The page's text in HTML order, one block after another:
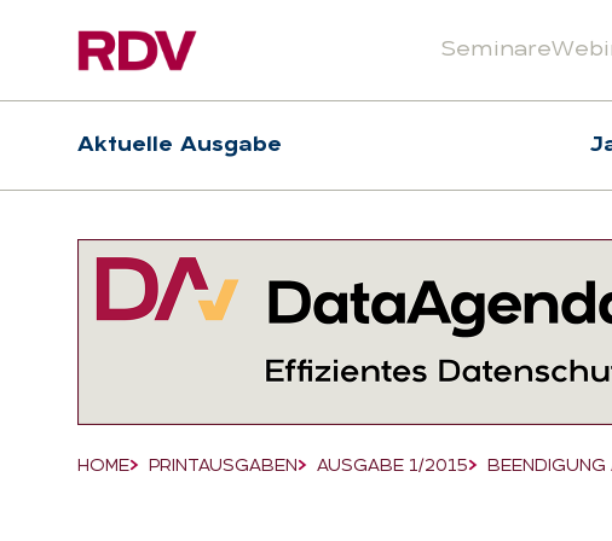
Suchfeld
Seminare
Hauptnavigation
Aktuelle Ausgabe
Breadcrumb-Navigation
HOME PRINTAUSGABEN AUSGABE 1/2015 BEENDIGUNG